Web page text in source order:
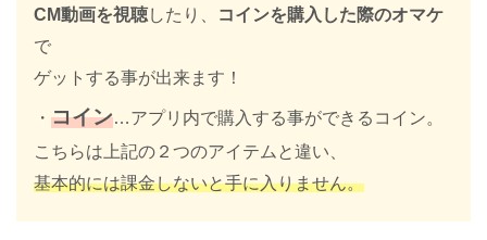
CM動画を視聴したり、
コインを購入した際のオマケ
で
ゲットする事が出来ます！
・ コイン…アプリ内で購入する事ができるコイン。
こちらは上記の２つのアイテムと違い、
基本的には課金しないと手に入りません。